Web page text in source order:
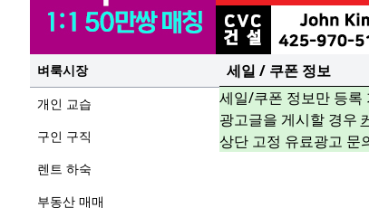
벼룩시장
개인 교습
구인 구직
렌트 하숙
부동산 매매
세일 / 쿠폰 정보
세일/쿠폰 정보만 등록
광고글을 게시할 경우
상단 고정 유료광고